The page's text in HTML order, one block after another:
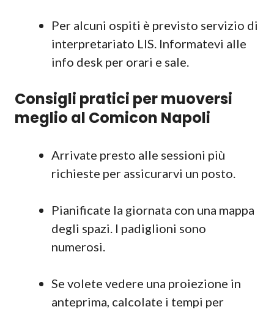
Per alcuni ospiti è previsto servizio di
interpretariato LIS. Informatevi alle
info desk per orari e sale.
Consigli pratici per muoversi
meglio al Comicon Napoli
Arrivate presto alle sessioni più
richieste per assicurarvi un posto.
Pianificate la giornata con una mappa
degli spazi. I padiglioni sono
numerosi.
Se volete vedere una proiezione in
anteprima, calcolate i tempi per